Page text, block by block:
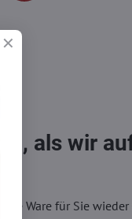
als wir
die Ware für Sie